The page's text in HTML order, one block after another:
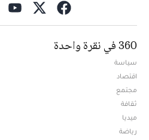
360 في نقرة واحدة
سياسة
اقتصاد
مجتمع
ثقافة
ميديا
رياضة